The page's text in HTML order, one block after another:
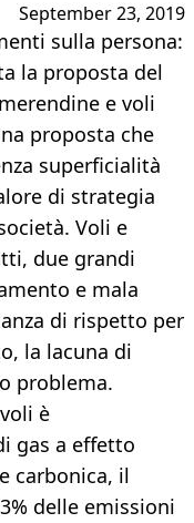
September 23, 2019
sulla persona:
la proposta del
e voli
proposta che
superficialità
di strategia
Voli e
due grandi
e mala
di rispetto per
la lacuna di
problema.
è
gas a effetto
carbonica, il
delle emissioni